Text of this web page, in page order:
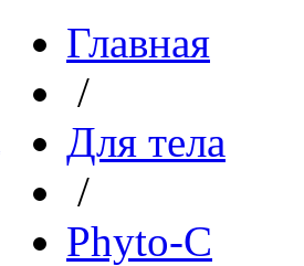
Главная
/
Для тела
/
Phyto-C